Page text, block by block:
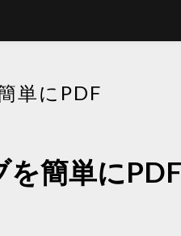
単にPDF
簡単にPDF